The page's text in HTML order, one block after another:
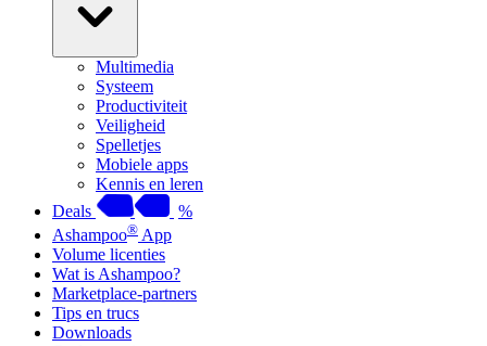
Multimedia
Systeem
Productiviteit
Veiligheid
Spelletjes
Mobiele apps
Kennis en leren
Deals
%
Ashampoo® App
Volume licenties
Wat is Ashampoo?
Marketplace-partners
Tips en trucs
Downloads